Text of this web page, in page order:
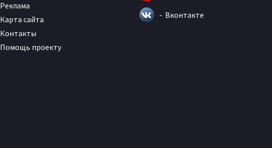
Реклама
Карта сайта
Контакты
Помощь проекту
Вконтакте